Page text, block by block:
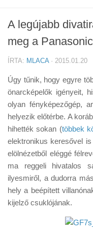
Cikkek
Szoftver
Tudástár
Tanácsok
Érdekességek
Helyszíni Riport
E-BB
A legújabb
meg a
ÍRTA: MLACA· 2015.01.20
Úgy tűnik, hogy egyre
önarcképelők igényeit,
olyan fényképezőgép,
helyezik előtérbe. A
hihették sokan (többek
elektronikus keresővel
elölnézetből eléggé
ma reggeli hivatalos
ilyesmiről, a dudorra
hely a beépített
kijelző csuklójának.